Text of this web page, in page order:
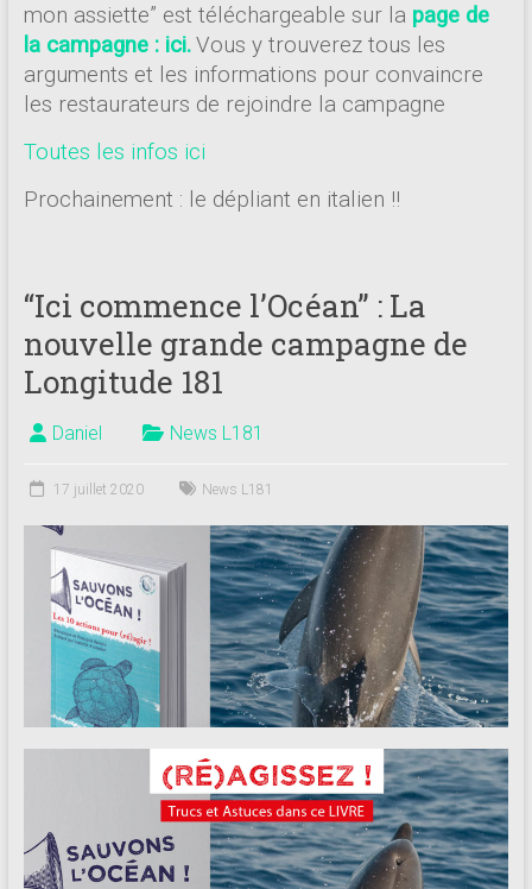
mon assiette” est téléchargeable sur la page de
la campagne : ici.Vous y trouverez tous les
arguments et les informations pour convaincre
les restaurateurs de rejoindre la campagne
Toutes les infos ici
Prochainement : le dépliant en italien !!
“Ici commence l’Océan” : La
nouvelle grande campagne de
Longitude 181
Daniel News L181
17 juillet 2020 News L181